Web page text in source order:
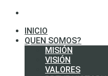
INICIO
QUEN SOMOS?
MISIÓN
VISIÓN
VALORES